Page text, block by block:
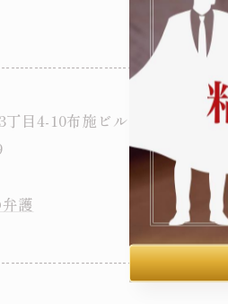
目4-10布施ビル本館3階
護